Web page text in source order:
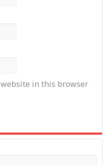
website in this browser